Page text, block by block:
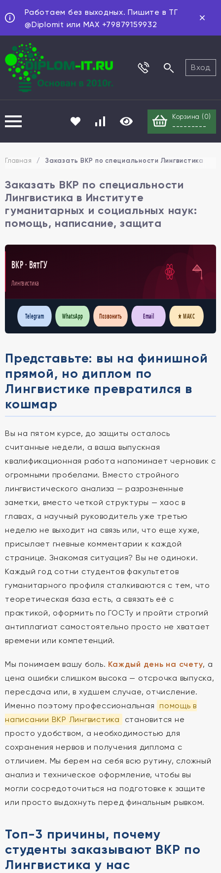
Работаем без выходных. Пишите в ТГ
@Diplomit или MAX +79879159932
Вход
Корзина ( 0)
---------
Главная / Заказать ВКР по специальности Лингвистика в
Заказать ВКР по специальности
Лингвистика в Институте
гуманитарных и социальных наук:
помощь, написание, защита
ВКР · ВятГУ
Лингвистика
Telegram WhatsApp Позвонить Email ★ МАКС
Представьте: вы на финишной
прямой, но диплом по
Лингвистике превратился в
кошмар
Вы на пятом курсе, до защиты осталось
считанные недели, а ваша выпускная
квалификационная работа напоминает черновик с
огромными пробелами. Вместо стройного
лингвистического анализа — разрозненные
заметки, вместо четкой структуры — хаос в
главах, а научный руководитель уже третью
неделю не выходит на связь или, что еще хуже,
присылает гневные комментарии к каждой
странице. Знакомая ситуация? Вы не одиноки.
Каждый год сотни студентов факультетов
гуманитарного профиля сталкиваются с тем, что
теоретическая база есть, а связать её с
практикой, оформить по ГОСТу и пройти строгий
антиплагиат самостоятельно просто не хватает
времени или компетенций.
Мы понимаем вашу боль. Каждый день на счету, а
цена ошибки слишком высока — отсрочка выпуска,
пересдача или, в худшем случае, отчисление.
Именно поэтому профессиональная помощь в
написании ВКР Лингвистика
становится не
просто удобством, а необходимостью для
сохранения нервов и получения диплома с
отличием. Мы берем на себя всю рутину, сложный
анализ и техническое оформление, чтобы вы
могли сосредоточиться на подготовке к защите
или просто выдохнуть перед финальным рывком.
Топ-3 причины, почему
студенты заказывают ВКР по
Лингвистика у нас